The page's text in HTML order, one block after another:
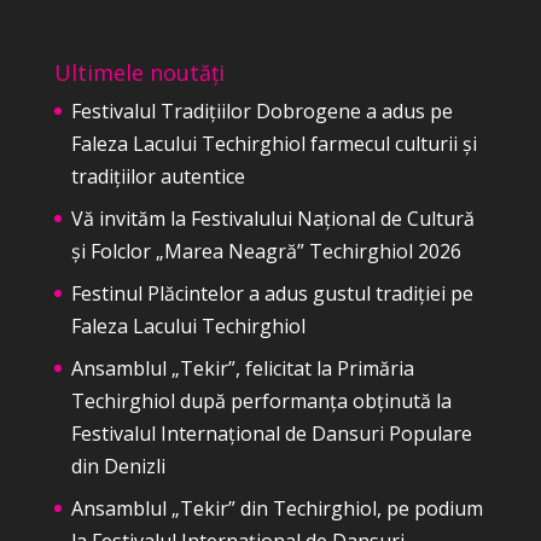
Ultimele noutăți
Festivalul Tradițiilor Dobrogene a adus pe
Faleza Lacului Techirghiol farmecul culturii și
tradițiilor autentice
Vă invităm la Festivalului Național de Cultură
și Folclor „Marea Neagră” Techirghiol 2026
Festinul Plăcintelor a adus gustul tradiției pe
Faleza Lacului Techirghiol
Ansamblul „Tekir”, felicitat la Primăria
Techirghiol după performanța obținută la
Festivalul Internațional de Dansuri Populare
din Denizli
Ansamblul „Tekir” din Techirghiol, pe podium